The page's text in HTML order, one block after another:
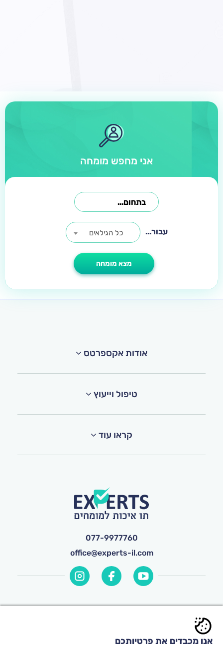
אני מחפש מומחה
עבור... כל הגילאים
אודות אקספרטס
טיפול וייעוץ
קראו עוד
077-9977760
office@experts-il.com
© כל הזכויות שמורות ל-
אנו מכבדים את פרטיותכם